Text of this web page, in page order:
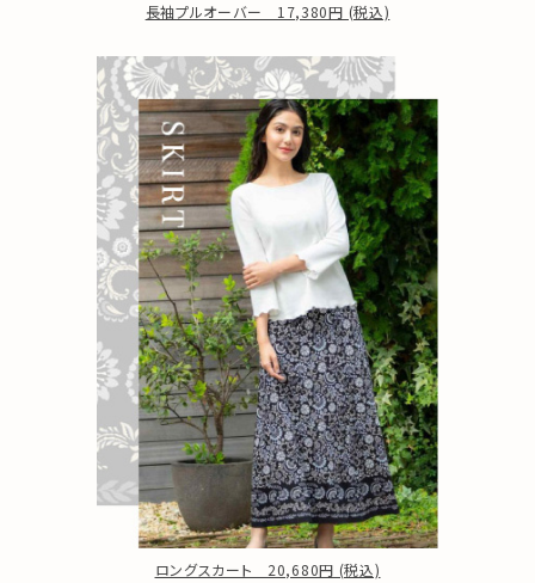
長袖プルオーバー 17,380円 (税込)
ロングスカート 20,680円 (税込)